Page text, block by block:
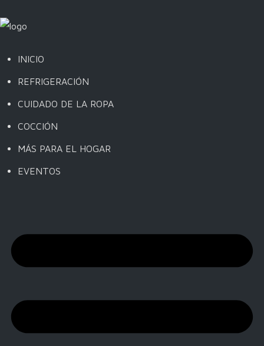
INICIO
REFRIGERACIÓN
CUIDADO DE LA ROPA
COCCIÓN
MÁS PARA EL HOGAR
EVENTOS